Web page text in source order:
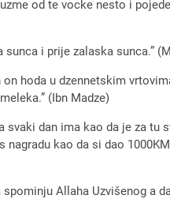
od te vocke nesto i
i prije zalaska sunca.”
hoda u dzennetskim
(Ibn Madze)
dan ima kao da je za
kao da si dao
Allaha Uzvišenog a